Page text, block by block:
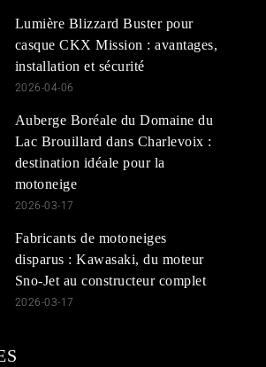
Lumière Blizzard Buster pour
casque CKX Mission : avantages,
installation et sécurité
2026-04-06
Auberge Boréale du Domaine du
Lac Brouillard dans Charlevoix :
destination idéale pour la
motoneige
2026-03-17
Fabricants de motoneiges
disparus : Kawasaki, du moteur
Sno-Jet au constructeur complet
2026-03-17